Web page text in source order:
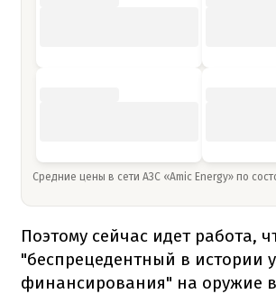
Средние цены в сети АЗС «Amic Energy» по
Поэтому сейчас идет работа,
"беспрецедентный в истории
финансирования" на оружие